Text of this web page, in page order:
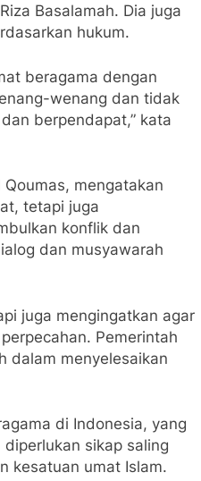
Basalamah. Dia juga
hukum.
beragama dengan
wenang dan tidak
berpendapat,” kata
mengatakan
tetapi juga
konflik dan
dan musyawarah
juga mengingatkan agar
Pemerintah
dalam menyelesaikan
di Indonesia, yang
sikap saling
kesatuan umat Islam.